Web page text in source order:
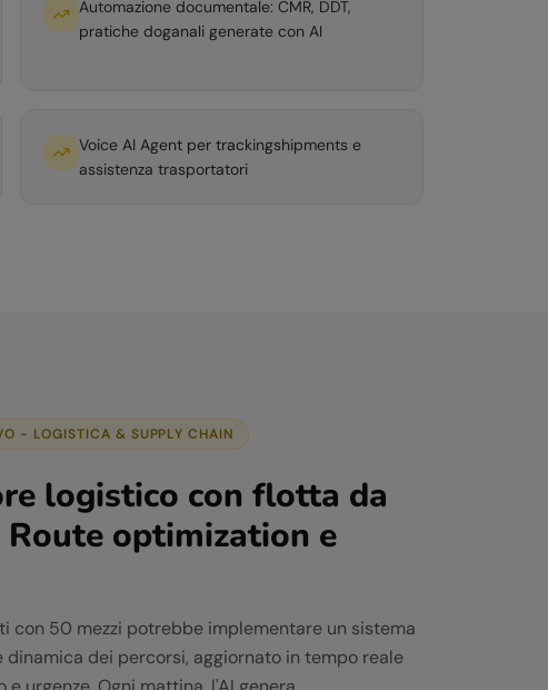
Automazione documentale: CMR, DDT,
pratiche doganali generate con AI
Voice AI Agent per trackingshipments e
assistenza trasportatori
- LOGISTICA & SUPPLY CHAIN
logistico con flotta da
optimization e
con 50 mezzi potrebbe implementare un sistema
dinamica dei percorsi, aggiornato in tempo reale